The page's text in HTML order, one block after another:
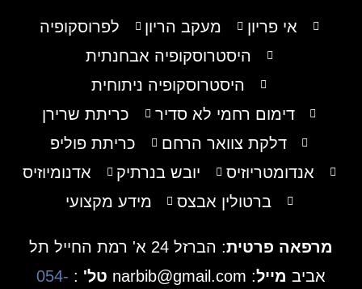
אי פריון מעקב הריון
לפרוסקופיה
היסטרוסקופיה אבחנתית
היסטרוסקופיה ניתוחית
דימום רחמי לא סדיר
כריתת שרירן
דלקת צוואר הרחם
כריתת פוליפ
אנדומטריוזיס
יובש בנרתיק
אדנומיוזיס
ברטולין אבצס
מידע מקצועי
מרפאה פרטית
: הברזל 24 א' רמת החייל תל
אביב מייל: narbib@gmail.com טל' :
054-